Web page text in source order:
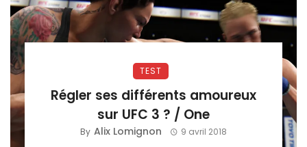
TEST
Régler ses différents amoureux
sur UFC 3 ? / One
By Alix Lomignon 9 avril 2018